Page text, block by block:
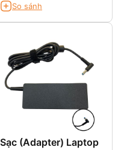
So sánh
Sạc (Adapter) Laptop